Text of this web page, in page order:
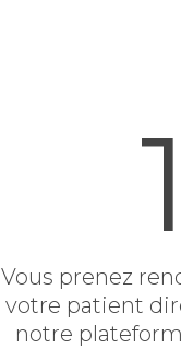
1
Vous prenez
votre patient
notre